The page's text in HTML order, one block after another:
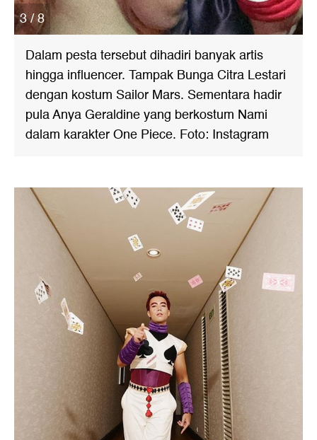
3 / 8
Dalam pesta tersebut dihadiri banyak artis
hingga influencer. Tampak Bunga Citra Lestari
dengan kostum Sailor Mars. Sementara hadir
pula Anya Geraldine yang berkostum Nami
dalam karakter One Piece. Foto: Instagram